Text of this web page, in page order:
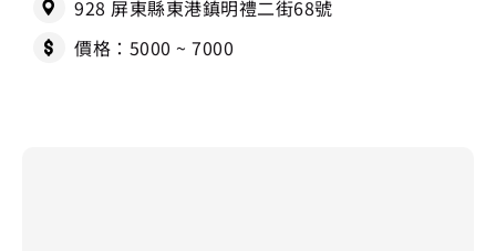
928 屏東縣東港鎮明禮二街68號
價格：5000 ~ 7000